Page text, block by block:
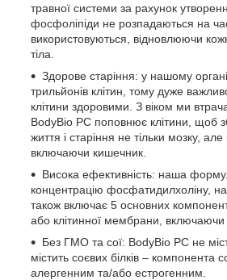
травної системи за рахунок
фосфоліпіди не розпадаються на
використовуються, відновлюючи
тіла.
Здорове старіння: у нашому
трильйонів клітин, тому дуже
клітини здоровими. З віком ми
BodyBio PC поповнює клітини, щоб
життя і старіння не тільки мозку, але
включаючи кишечник.
Висока ефективність: наша
концентрацію фосфатидилхоліну,
також включає 5 основних
або клітинної мембрани, включаючи
Без ГМО та сої: BodyBio PC не
містить соєвих білків – компонента
алергенним та/або естрогенним.